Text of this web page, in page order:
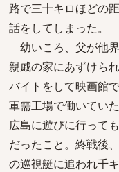
路で三十キロほどの
話をしてしまった。
幼いころ、父が他
親戚の家にあずけら
バイトをして映画館
軍需工場で働いてい
広島に遊びに行って
だったこと。終戦後
の巡視艇に追われ千